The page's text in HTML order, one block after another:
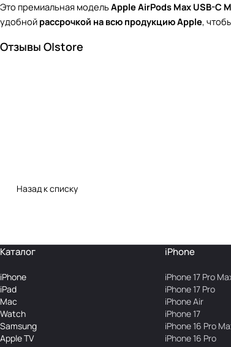
Это премиальная модельApple AirPods Max USB-C
удобной рассрочкой на всю продукцию Apple,
Отзывы O|store
Назад к списку
Каталог
iPhone
iPad
Mac
Watch
Samsung
Apple TV
iPhone
iPhone 17 Pro
iPhone 17 Pro
iPhone Air
iPhone 17
iPhone 16 Pro
iPhone 16 Pro